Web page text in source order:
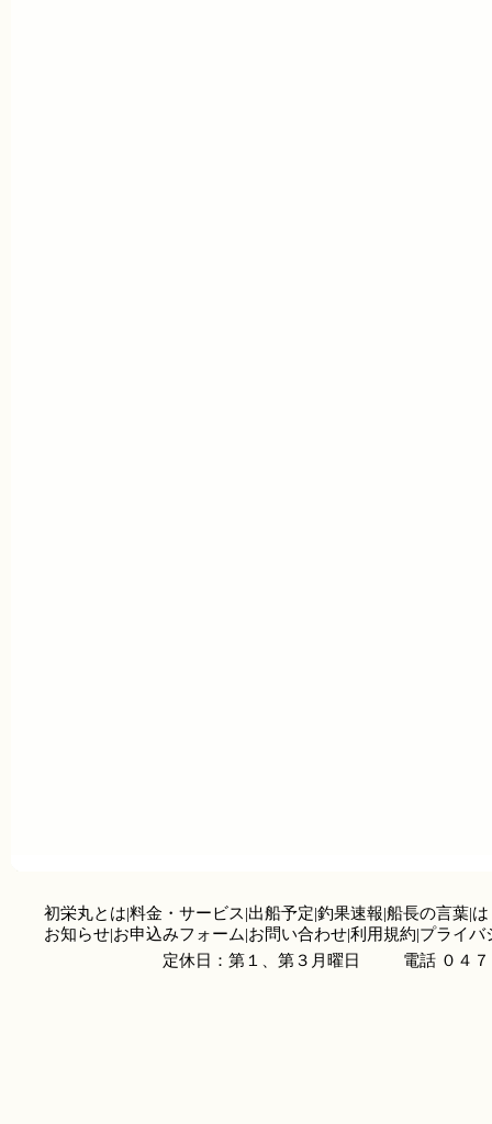
初栄丸とは|料金・サービス|出船予定|釣果速報|船長の言葉|
お知らせ|お申込みフォーム|お問い合わせ|利用規約|プライバ
定休日：第１、第３月曜日
電話 ０４